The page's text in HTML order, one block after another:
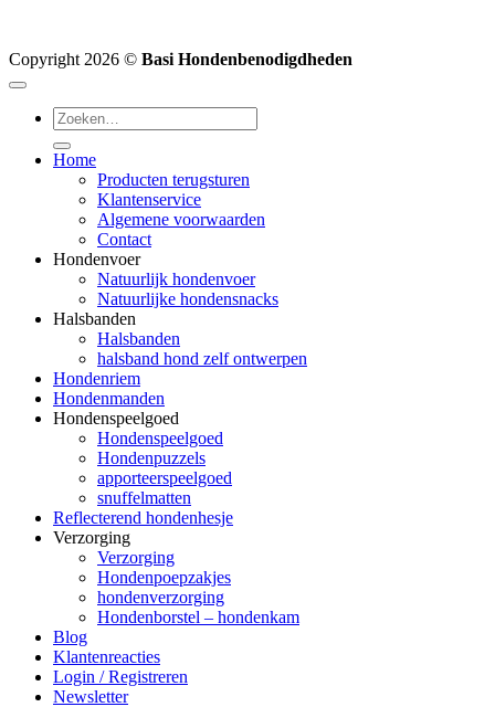
Copyright 2026 © Basi Hondenbenodigdheden
Zoeken
naar:
Home
Producten terugsturen
Klantenservice
Algemene voorwaarden
Contact
Hondenvoer
Natuurlijk hondenvoer
Natuurlijke hondensnacks
Halsbanden
Halsbanden
halsband hond zelf ontwerpen
Hondenriem
Hondenmanden
Hondenspeelgoed
Hondenspeelgoed
Hondenpuzzels
apporteerspeelgoed
snuffelmatten
Reflecterend hondenhesje
Verzorging
Verzorging
Hondenpoepzakjes
hondenverzorging
Hondenborstel – hondenkam
Blog
Klantenreacties
Login / Registreren
Newsletter